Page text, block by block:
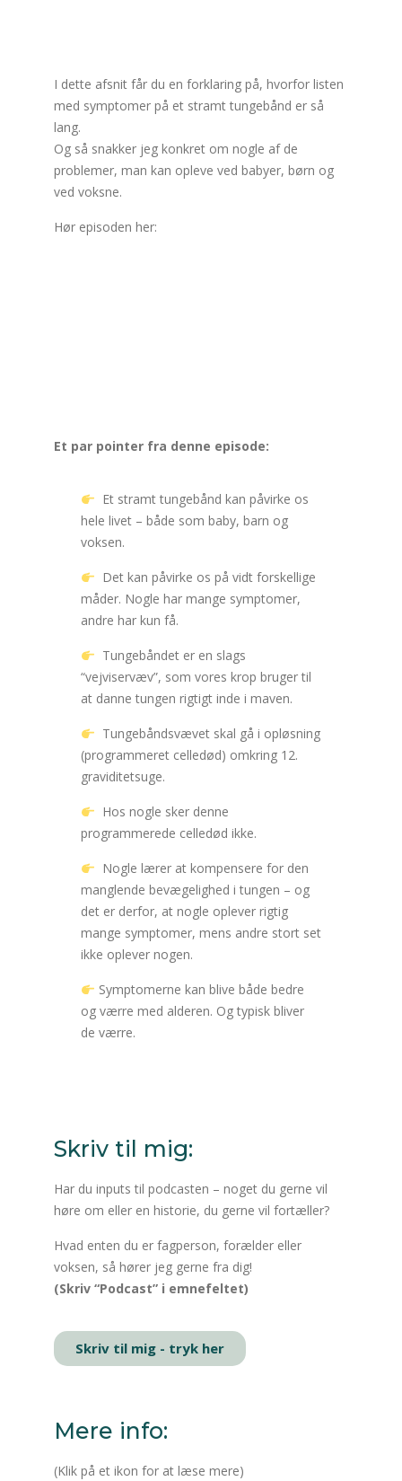
I dette afsnit får du en forklaring på, hvorfor listen
med symptomer på et stramt tungebånd er så
lang.
Og så snakker jeg konkret om nogle af de
problemer, man kan opleve ved babyer, børn og
ved voksne.
Hør episoden her:
Et par pointer fra denne episode:
Et stramt tungebånd kan påvirke os
hele livet – både som baby, barn og
voksen.
Det kan påvirke os på vidt forskellige
måder. Nogle har mange symptomer,
andre har kun få.
Tungebåndet er en slags
“vejviservæv”, som vores krop bruger til
at danne tungen rigtigt inde i maven.
Tungebåndsvævet skal gå i opløsning
(programmeret celledød) omkring 12.
graviditetsuge.
Hos nogle sker denne
programmerede celledød ikke.
Nogle lærer at kompensere for den
manglende bevægelighed i tungen – og
det er derfor, at nogle oplever rigtig
mange symptomer, mens andre stort set
ikke oplever nogen.
Symptomerne kan blive både bedre
og værre med alderen. Og typisk bliver
de værre.
Skriv til mig:
Har du inputs til podcasten – noget du gerne vil
høre om eller en historie, du gerne vil fortæller?
Hvad enten du er fagperson, forælder eller
voksen, så hører jeg gerne fra dig!
(Skriv “Podcast” i emnefeltet)
Skriv til mig - tryk her
Mere info:
(Klik på et ikon for at læse mere)